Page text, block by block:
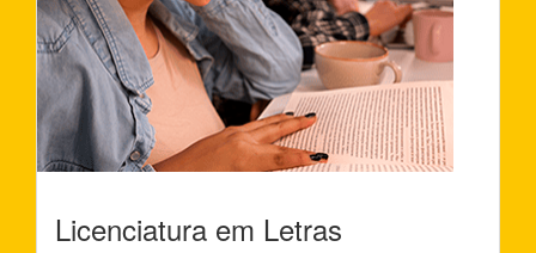
Licenciatura em Letras